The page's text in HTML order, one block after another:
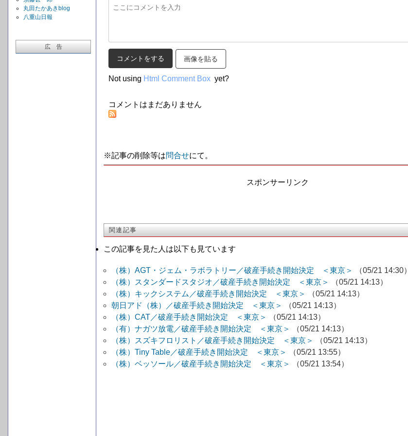
丸田たかあきblog
八重山日報
広 告
画像を貼る
Not using Html Comment Box yet?
コメントはまだありません
※記事の削除等は問合せにて。
スポンサーリンク
関連記事
この記事を見た人は以下も見ています
（株）AGT・ジェム・ラボラトリー／破産手続き開始決定 ＜東京＞
（05/21 14:30）
（株）スタンダードスタジオ／破産手続き開始決定 ＜東京＞
（05/21 14:13）
（株）キックシステム／破産手続き開始決定 ＜東京＞
（05/21 14:13）
朝日アド（株）／破産手続き開始決定 ＜東京＞
（05/21 14:13）
（株）CAT／破産手続き開始決定 ＜東京＞
（05/21 14:13）
（有）ナガツ放電／破産手続き開始決定 ＜東京＞
（05/21 14:13）
（株）スズキフロリスト／破産手続き開始決定 ＜東京＞
（05/21 14:13）
（株）Tiny Table／破産手続き開始決定 ＜東京＞
（05/21 13:55）
（株）ベッソール／破産手続き開始決定 ＜東京＞
（05/21 13:54）